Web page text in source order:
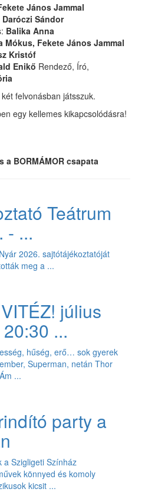
János Jammal
Daróczi Sándor
Balika Anna
Mókus, Fekete János Jammal
Kristóf
Enikő Rendező, Író,
felvonásban játsszuk.
egy kellemes kikapcsolódásra!
a BORMÁMOR csapata
Teátrum
- ...
2026. sajtótájékoztatóját
meg a ...
július
...
hűség, erő… sok gyerek
Superman, netán Thor
...
party a
a Szigligeti Színház
könnyed és komoly
kicsit ...